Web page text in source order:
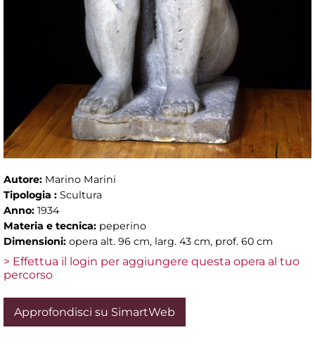
Autore: Marino Marini
Tipologia : Scultura
Anno: 1934
Materia e tecnica: peperino
Dimensioni: opera alt. 96 cm, larg. 43 cm, prof. 60 cm
> Effettua il login per aggiungere questa opera al tuo
percorso
Approfondisci su SimartWeb